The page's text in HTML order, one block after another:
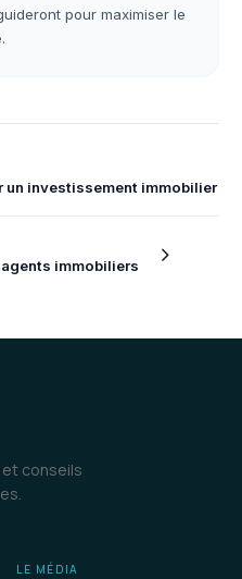
pour maximiser le
un investissement immobilier
immobiliers
et conseils
LE MÉDIA